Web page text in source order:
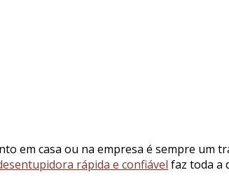
em casa ou na empresa é sempre um
rápida e confiável faz toda a